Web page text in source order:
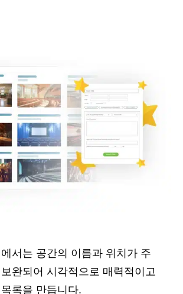
서는 공간의 이름과 위치가 주
완되어 시각적으로 매력적이고
록을 만듭니다.